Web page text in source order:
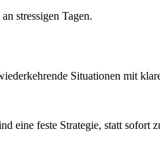
stressigen Tagen.
Situationen mit
eine feste Strategie, statt sofort